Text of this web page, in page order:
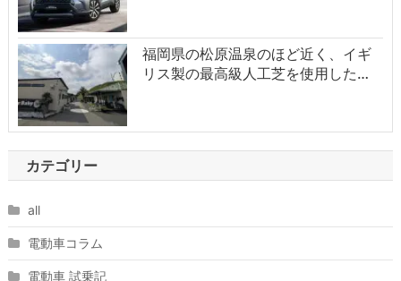
福岡県の松原温泉のほど近く、イギ
リス製の最高級人工芝を使用した…
カテゴリー
all
電動車コラム
電動車 試乗記